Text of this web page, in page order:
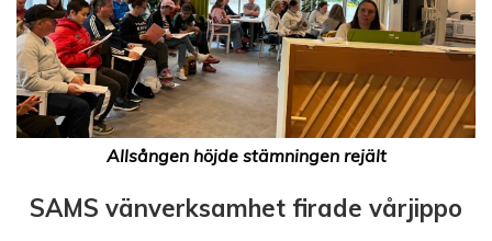
Allsången höjde stämningen rejält
SAMS vänverksamhet firade vårjippo